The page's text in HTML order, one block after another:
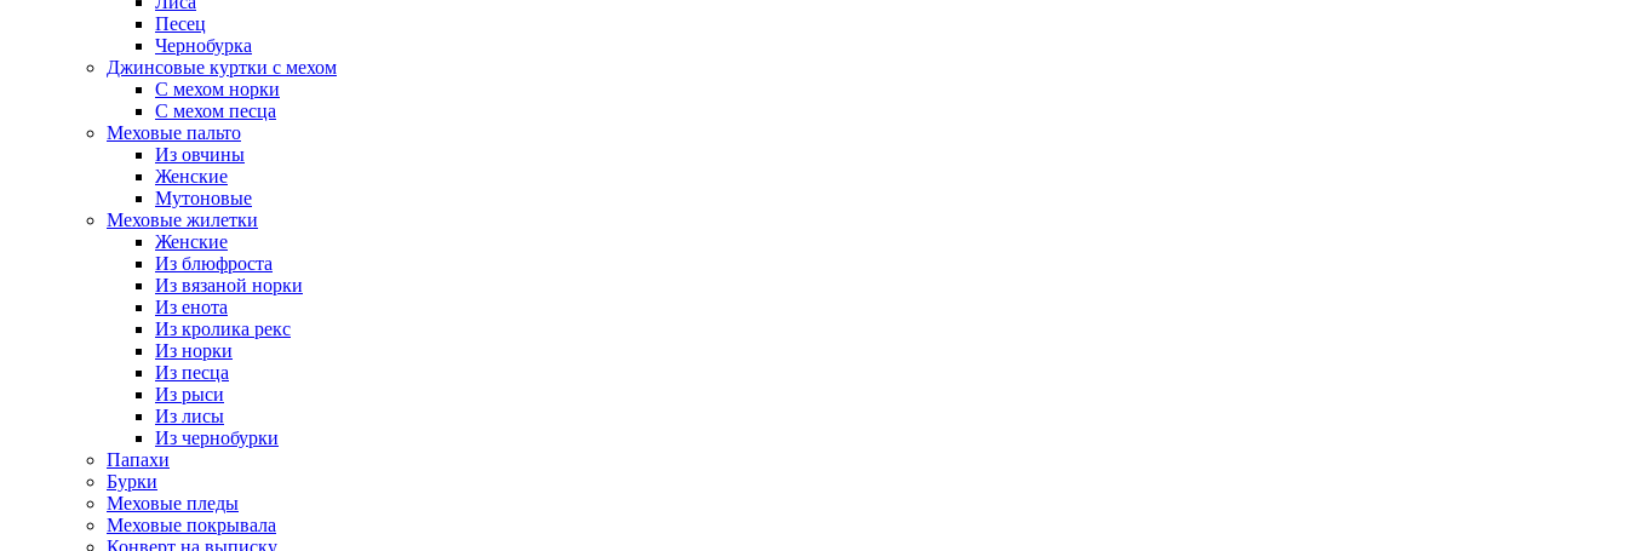
Песец
Чернобурка
Джинсовые куртки с мехом
С мехом норки
С мехом песца
Меховые пальто
Из овчины
Женские
Мутоновые
Меховые жилетки
Женские
Из блюфроста
Из вязаной норки
Из енота
Из кролика рекс
Из норки
Из песца
Из рыси
Из лисы
Из чернобурки
Папахи
Бурки
Меховые пледы
Меховые покрывала
Конверт на выписку